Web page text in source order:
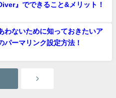
』でできること&メリット！
わないために知っておきたいア
パーマリンク設定方法！